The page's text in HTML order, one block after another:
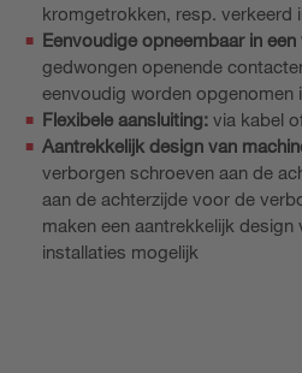
kromgetrokken, resp. verkeerd
Eenvoudige opneembaar in
gedwongen openende
eenvoudig worden opgenomen
Flexibele aansluiting: via kabel
Aantrekkelijk design van
verborgen schroeven aan de
aan de achterzijde voor de
maken een aantrekkelijk design
installaties mogelijk